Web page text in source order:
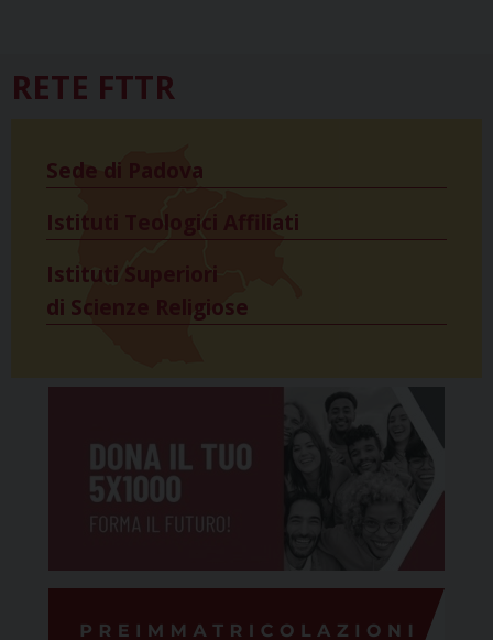
RETE FTTR
Sede di Padova
Istituti Teologici Affiliati
Istituti Superiori
di Scienze Religiose